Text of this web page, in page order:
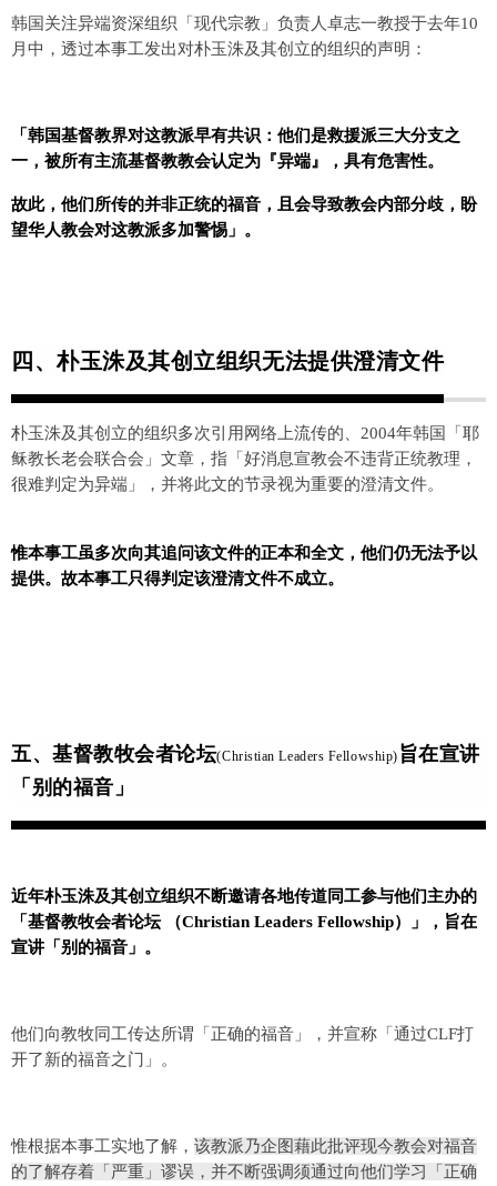
韩国关注异端资深组织「现代宗教」负责人卓志一教授于去年10
月中，透过本事工发出对朴玉洙及其创立的组织的声明：
「韩国基督教界对这教派早有共识：他们是救援派三大分支之
一，被所有主流基督教教会认定为『异端』，具有危害性。
故此，他们所传的并非正统的福音，且会导致教会内部分歧，盼
望华人教会对这教派多加警惕」。
四、朴玉洙及其创立组织无法提供澄清文件
朴玉洙及其创立的组织多次引用网络上流传的、2004年韩国「耶
稣教长老会联合会」文章，指「好消息宣教会不违背正统教理，
很难判定为异端」，并将此文的节录视为重要的澄清文件。
惟本事工虽多次向其追问该文件的正本和全文，他们仍无法予以
提供。故本事工只得判定该澄清文件不成立。
五、基督教牧会者论坛(Christian Leaders Fellowship) 旨在宣讲
「别的福音」
近年朴玉洙及其创立组织不断邀请各地传道同工参与他们主办的
「基督教牧会者论坛 （Christian Leaders Fellowship）」，旨在
宣讲「别的福音」。
他们向教牧同工传达所谓「正确的福音」，并宣称「通过CLF打
开了新的福音之门」。
惟根据本事工实地了解， 该教派乃企图藉此批评现今教会对福音
的了解存着「严重」谬误，并不断强调须通过向他们学习「正确